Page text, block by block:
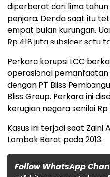
diperberat dari lima
penjara. Denda saat itu
empat bulan kurungan.
Rp 418 juta subsider satu
Perkara korupsi LCC
operasional
dengan PT Bliss
Bliss Group. Perkara ini
kerugian negara senilai Rp
Kasus ini terjadi saat
Lombok Barat pada 2013.
Follow WhatsApp